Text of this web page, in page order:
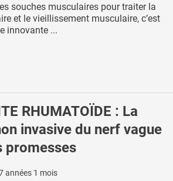
souches musculaires pour traiter la
et le vieillissement musculaire, c’est
innovante ...
RHUMATOÏDE : La
invasive du nerf vague
promesses
années 1 mois